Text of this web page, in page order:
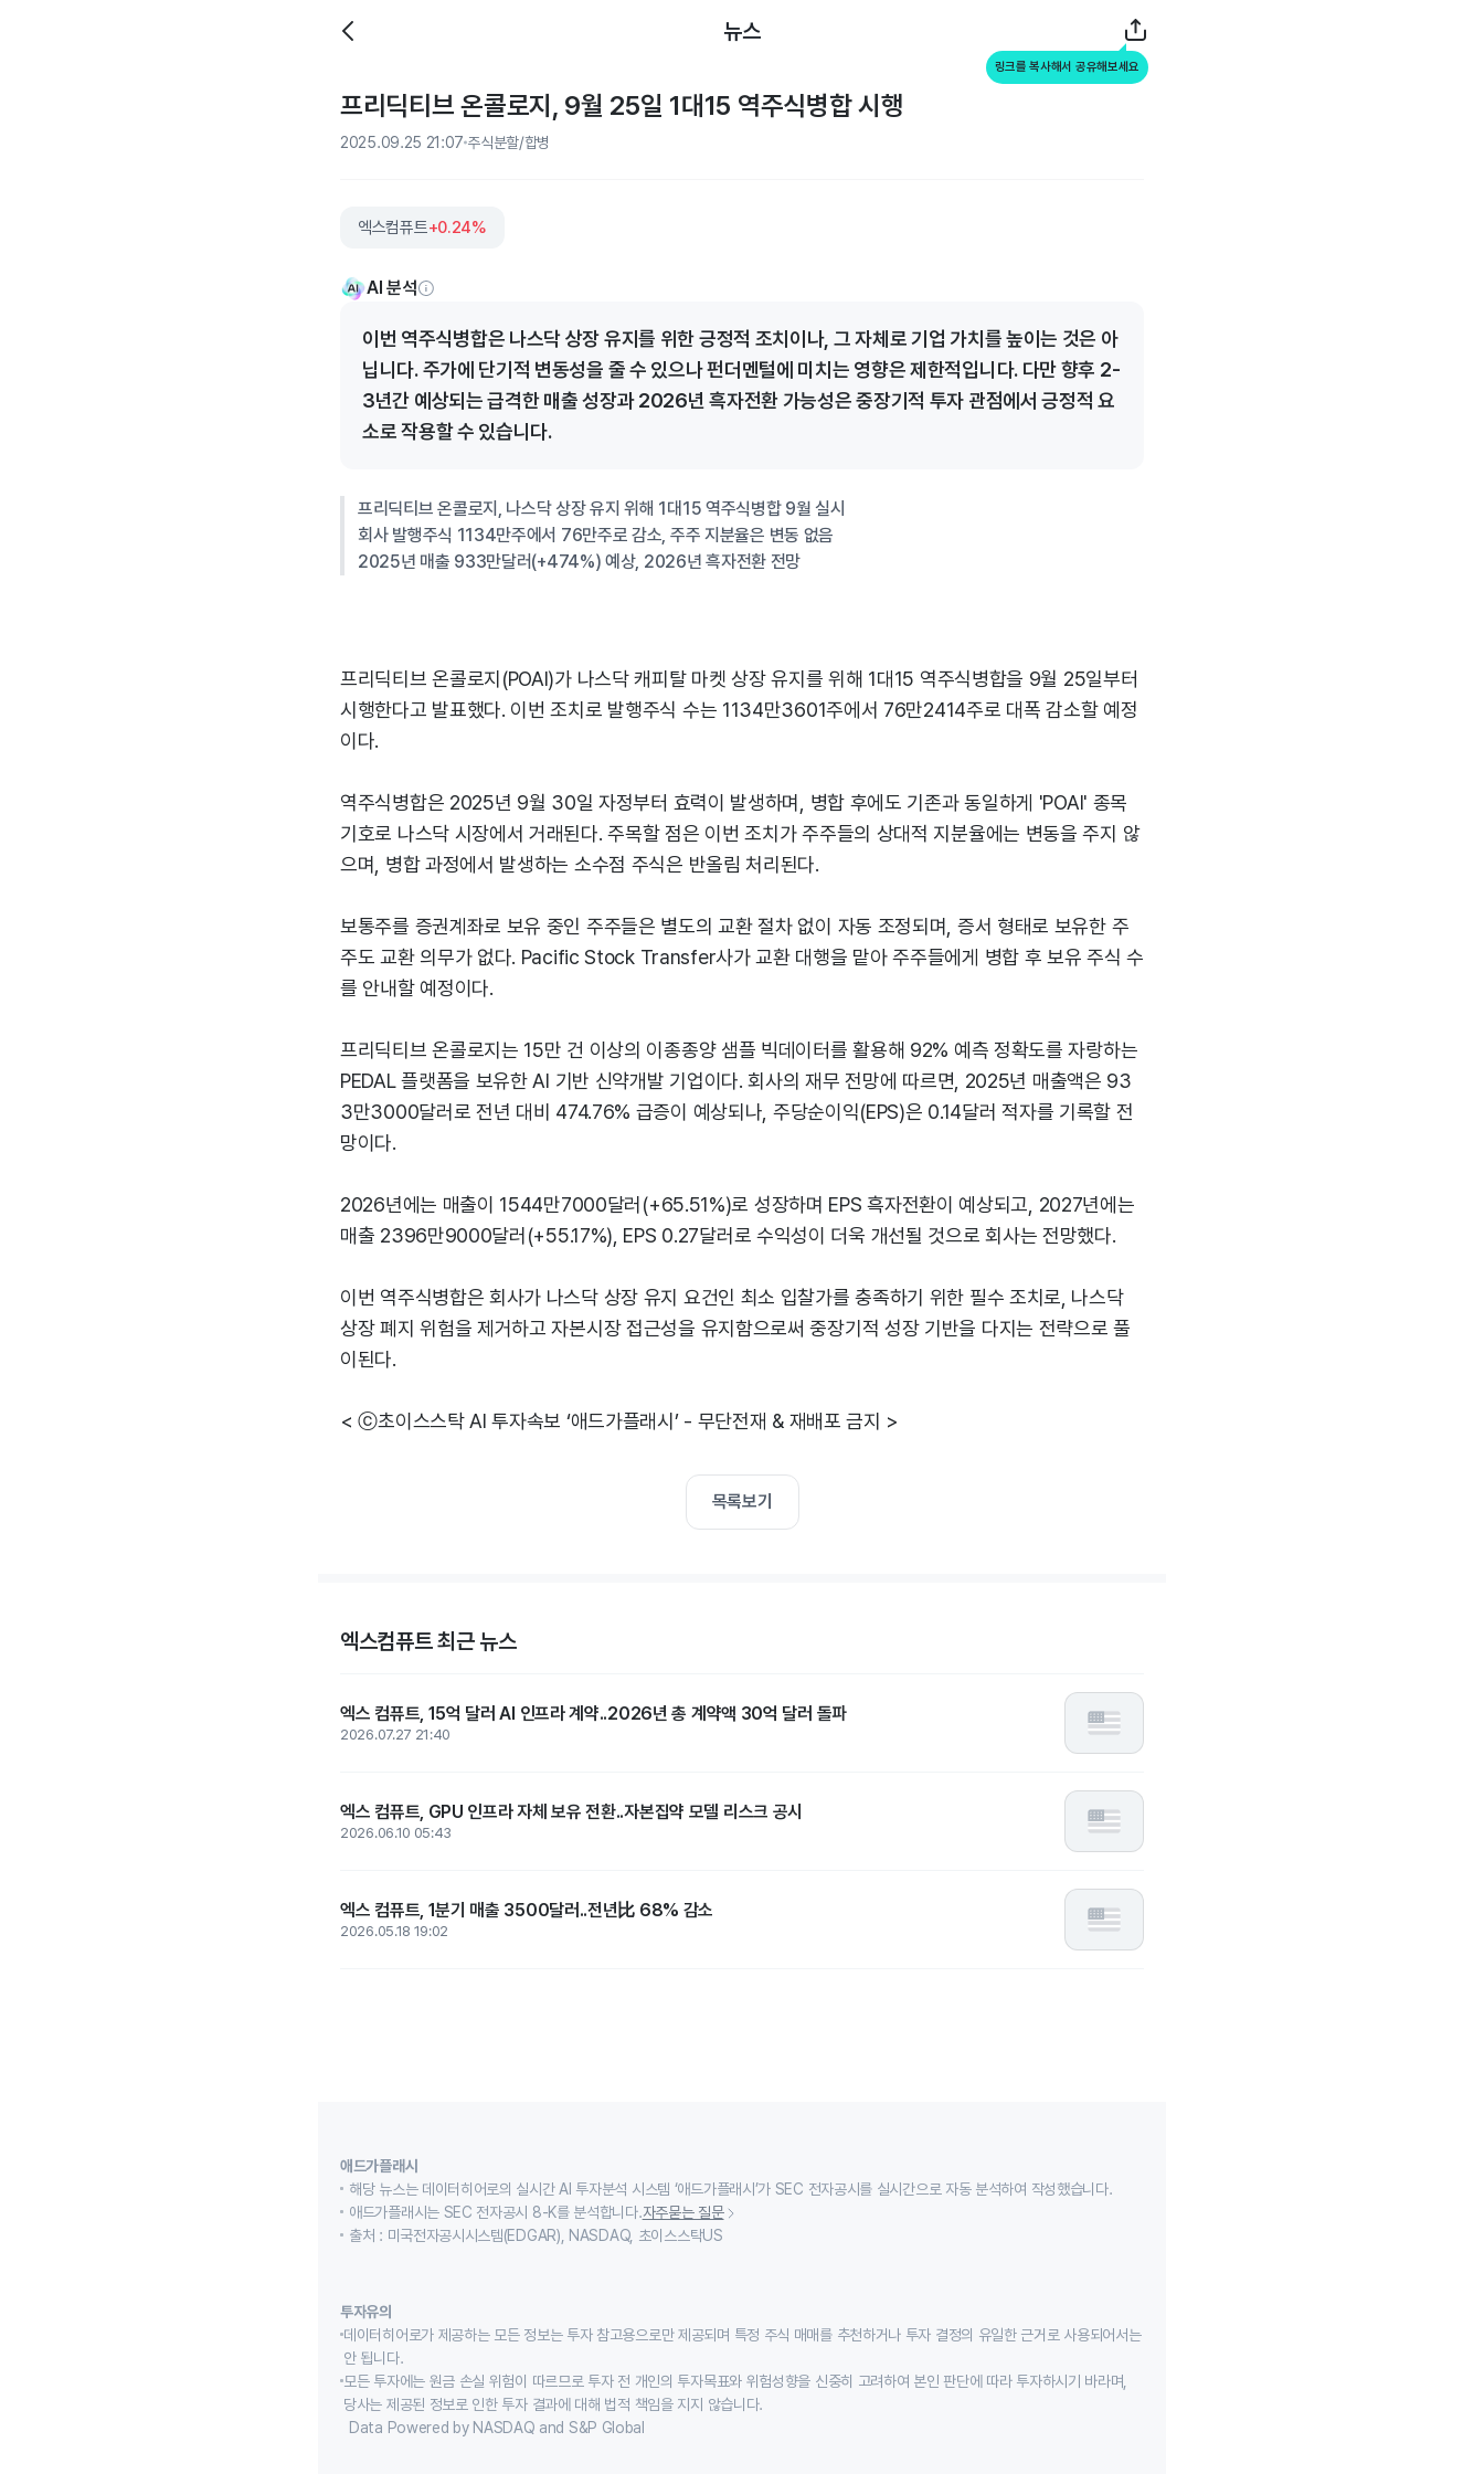
뉴스
링크를 복사해서 공유해보세요
프리딕티브 온콜로지, 9월 25일 1대15 역주식병합 시행
2025.09.25 21:07 주식분할/합병
엑스컴퓨트+0.24%
AI 분석
이번 역주식병합은 나스닥 상장 유지를 위한 긍정적 조치이나, 그 자체로 기업 가치를 높이는 것은 아
닙니다. 주가에 단기적 변동성을 줄 수 있으나 펀더멘털에 미치는 영향은 제한적입니다. 다만 향후 2-
3년간 예상되는 급격한 매출 성장과 2026년 흑자전환 가능성은 중장기적 투자 관점에서 긍정적 요
소로 작용할 수 있습니다.
프리딕티브 온콜로지, 나스닥 상장 유지 위해 1대15 역주식병합 9월 실시
회사 발행주식 1134만주에서 76만주로 감소, 주주 지분율은 변동 없음
2025년 매출 933만달러(+474%) 예상, 2026년 흑자전환 전망
프리딕티브 온콜로지(POAI)가 나스닥 캐피탈 마켓 상장 유지를 위해 1대15 역주식병합을 9월 25일부터
시행한다고 발표했다. 이번 조치로 발행주식 수는 1134만3601주에서 76만2414주로 대폭 감소할 예정
이다.
역주식병합은 2025년 9월 30일 자정부터 효력이 발생하며, 병합 후에도 기존과 동일하게 'POAI' 종목
기호로 나스닥 시장에서 거래된다. 주목할 점은 이번 조치가 주주들의 상대적 지분율에는 변동을 주지 않
으며, 병합 과정에서 발생하는 소수점 주식은 반올림 처리된다.
보통주를 증권계좌로 보유 중인 주주들은 별도의 교환 절차 없이 자동 조정되며, 증서 형태로 보유한 주
주도 교환 의무가 없다. Pacific Stock Transfer사가 교환 대행을 맡아 주주들에게 병합 후 보유 주식 수
를 안내할 예정이다.
프리딕티브 온콜로지는 15만 건 이상의 이종종양 샘플 빅데이터를 활용해 92% 예측 정확도를 자랑하는
PEDAL 플랫폼을 보유한 AI 기반 신약개발 기업이다. 회사의 재무 전망에 따르면, 2025년 매출액은 93
3만3000달러로 전년 대비 474.76% 급증이 예상되나, 주당순이익(EPS)은 0.14달러 적자를 기록할 전
망이다.
2026년에는 매출이 1544만7000달러(+65.51%)로 성장하며 EPS 흑자전환이 예상되고, 2027년에는
매출 2396만9000달러(+55.17%), EPS 0.27달러로 수익성이 더욱 개선될 것으로 회사는 전망했다.
이번 역주식병합은 회사가 나스닥 상장 유지 요건인 최소 입찰가를 충족하기 위한 필수 조치로, 나스닥
상장 폐지 위험을 제거하고 자본시장 접근성을 유지함으로써 중장기적 성장 기반을 다지는 전략으로 풀
이된다.
< ⓒ초이스스탁 AI 투자속보 ‘애드가플래시’ - 무단전재 & 재배포 금지 >
목록보기
엑스컴퓨트 최근 뉴스
엑스 컴퓨트, 15억 달러 AI 인프라 계약..2026년 총 계약액 30억 달러 돌파
2026.07.27 21:40
엑스 컴퓨트, GPU 인프라 자체 보유 전환..자본집약 모델 리스크 공시
2026.06.10 05:43
엑스 컴퓨트, 1분기 매출 3500달러..전년比 68% 감소
2026.05.18 19:02
애드가플래시
해당 뉴스는 데이터히어로의 실시간 AI 투자분석 시스템 ‘애드가플래시’가 SEC 전자공시를 실시간으로 자동 분석하여 작성했습니다.
애드가플래시는 SEC 전자공시 8-K를 분석합니다.자주묻는 질문
출처 : 미국전자공시시스템(EDGAR), NASDAQ, 초이스스탁US
투자유의
데이터히어로가 제공하는 모든 정보는 투자 참고용으로만 제공되며 특정 주식 매매를 추천하거나 투자 결정의 유일한 근거로 사용되어서는
안 됩니다.
모든 투자에는 원금 손실 위험이 따르므로 투자 전 개인의 투자목표와 위험성향을 신중히 고려하여 본인 판단에 따라 투자하시기 바라며,
당사는 제공된 정보로 인한 투자 결과에 대해 법적 책임을 지지 않습니다.
Data Powered by NASDAQ and S&P Global